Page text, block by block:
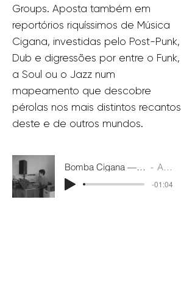
Groups. Aposta também em
reportórios riquíssimos de Música
Cigana, investidas pelo Post-Punk,
Dub e digressões por entre o Funk,
a Soul ou o Jazz num
mapeamento que descobre
pérolas nos mais distintos recantos
deste e de outros mundos.
Bomba Cigana — Do Bairro Para a Discoteca Ana Farinha
-01:04